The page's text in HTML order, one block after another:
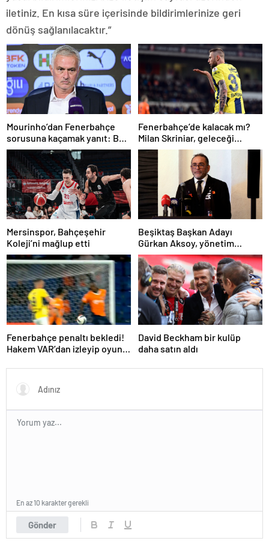
iletiniz. En kısa süre içerisinde bildirimlerinize geri
dönüş sağlanılacaktır.”
Mourinho’dan Fenerbahçe
sorusuna kaçamak yanıt: Bu
soruyu anlamadım
Fenerbahçe’de kalacak mı?
Milan Skriniar, geleceği
hakkında konuştu
Mersinspor, Bahçeşehir
Koleji’ni mağlup etti
Beşiktaş Başkan Adayı
Gürkan Aksoy, yönetim
kurulunu tanıttı
Fenerbahçe penaltı bekledi!
Hakem VAR’dan izleyip oyunu
David Beckham bir kulüp
daha satın aldı
Gönder
En az 10 karakter gerekli